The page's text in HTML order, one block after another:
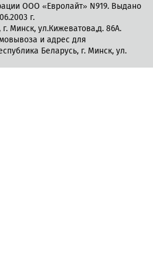
ООО «Евролайт» N919. Выдано
г.
Минск, ул.Кижеватова,д. 86А.
и адрес для
Беларусь, г. Минск, ул.